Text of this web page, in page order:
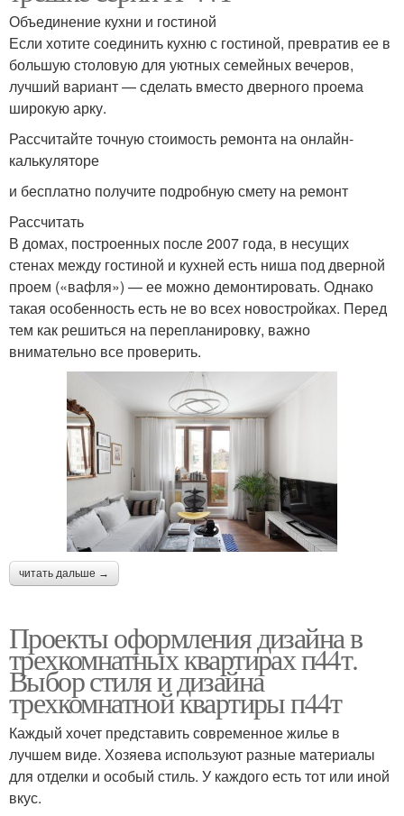
Объединение кухни и гостиной
Если хотите соединить кухню с гостиной, превратив ее в
большую столовую для уютных семейных вечеров,
лучший вариант — сделать вместо дверного проема
широкую арку.
Рассчитайте точную стоимость ремонта на онлайн-
калькуляторе
и бесплатно получите подробную смету на ремонт
Рассчитать
В домах, построенных после 2007 года, в несущих
стенах между гостиной и кухней есть ниша под дверной
проем («вафля») — ее можно демонтировать. Однако
такая особенность есть не во всех новостройках. Перед
тем как решиться на перепланировку, важно
внимательно все проверить.
читать дальше →
Проекты оформления дизайна в
трехкомнатных квартирах п44т.
Выбор стиля и дизайна
трехкомнатной квартиры п44т
Каждый хочет представить современное жилье в
лучшем виде. Хозяева используют разные материалы
для отделки и особый стиль. У каждого есть тот или иной
вкус.